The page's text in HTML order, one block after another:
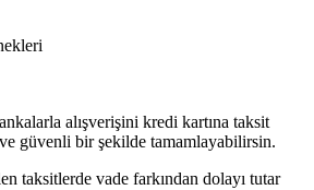
alışverişini kredi kartına taksit
güvenli bir şekilde tamamlayabilirsin.
taksitlerde vade farkından dolayı tutar